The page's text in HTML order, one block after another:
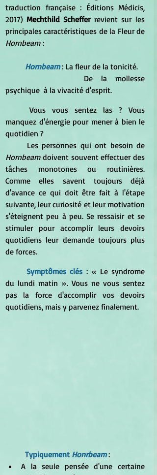
traduction française : Éditions Médicis,
2017) Mechthild Scheffer revient sur les
Hornbeam :
Hornbeam : La fleur de la tonicité.
psychique  à la vivacité d'esprit.
manquez d'énergie pour mener à bien le
quotidien ?
	Les personnes qui ont besoin de
Hornbeam doivent souvent effectuer des
tâches monotones ou routinières.
Comme elles savent toujours déjà
d'avance ce qui doit être fait à l'étape
suivante, leur curiosité et leur motivation
s'éteignent peu à peu. Se ressaisir et se
stimuler pour accomplir leurs devoirs
quotidiens leur demande toujours plus
de forces.
Symptômes clés : « Le syndrome
du lundi matin ». Vous ne vous sentez
pas la force d'accomplir vos devoirs
quotidiens, mais y parvenez finalement.
Typiquement Honrbeam :
A la seule pensée d'une certaine